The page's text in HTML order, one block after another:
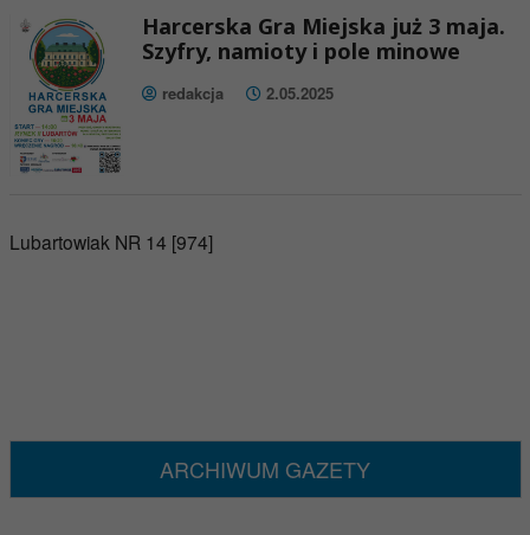
Harcerska Gra Miejska już 3 maja.
Szyfry, namioty i pole minowe
redakcja 2.05.2025
Lubartowiak NR 14 [974]
ARCHIWUM GAZETY